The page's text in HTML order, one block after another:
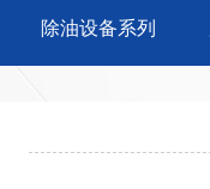
除油设备系列